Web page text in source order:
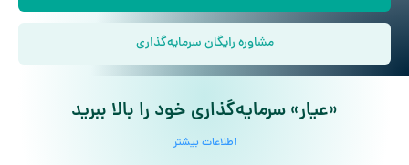
مشاوره رایگان سرمایه‌گذاری
«عیار» سرمایه‌گذاری خود را بالا ببرید
اطلاعات بیشتر